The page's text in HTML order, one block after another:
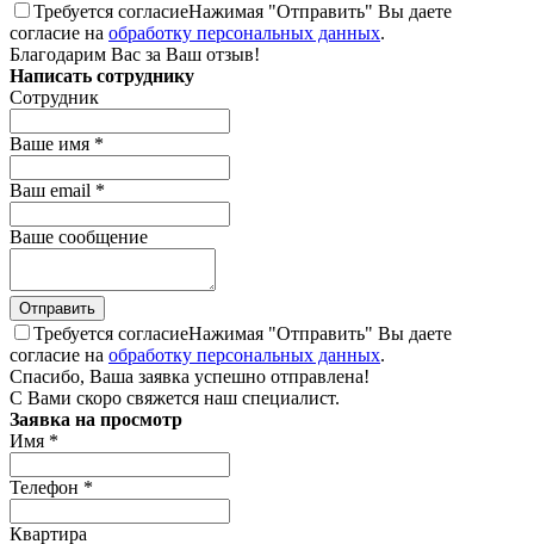
Требуется согласиеНажимая "Отправить" Вы даете
согласие на обработку персональных данных.
Благодарим Вас за Ваш отзыв!
Написать сотруднику
Сотрудник
Ваше имя *
Ваш email *
Ваше сообщение
Требуется согласиеНажимая "Отправить" Вы даете
согласие на обработку персональных данных.
Спасибо, Ваша заявка успешно отправлена!
С Вами скоро свяжется наш специалист.
Заявка на просмотр
Имя *
Телефон *
Квартира